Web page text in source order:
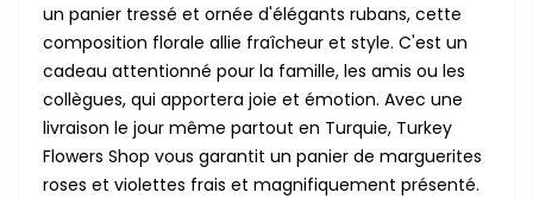
un panier tressé et ornée d'élégants rubans, cette
composition florale allie fraîcheur et style. C'est un
cadeau attentionné pour la famille, les amis ou les
collègues, qui apportera joie et émotion. Avec une
livraison le jour même partout en Turquie, Turkey
Flowers Shop vous garantit un panier de marguerites
roses et violettes frais et magnifiquement présenté.